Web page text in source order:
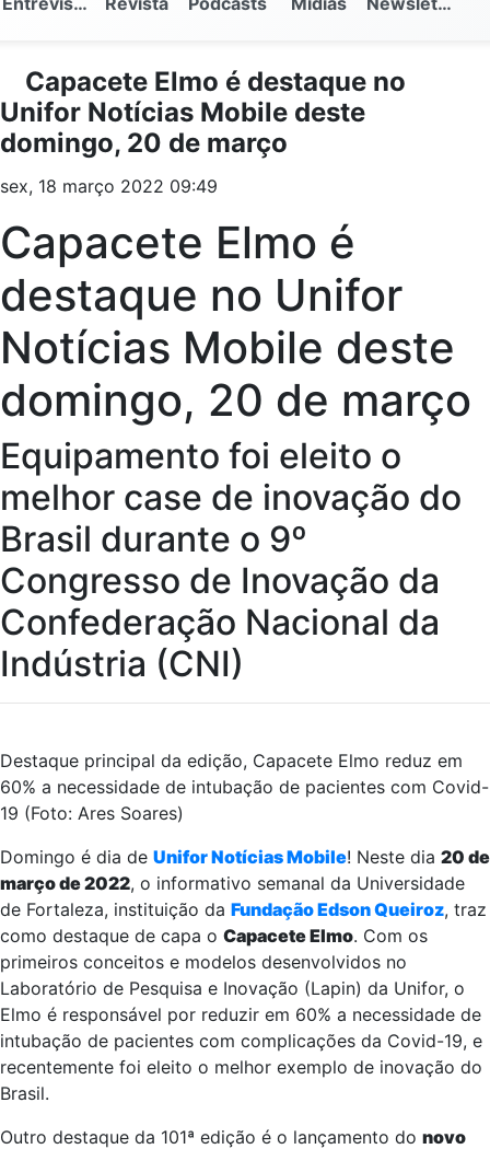
Capacete Elmo é destaque no
Unifor Notícias Mobile deste
domingo, 20 de março
sex, 18 março 2022 09:49
Capacete Elmo é
destaque no Unifor
Notícias Mobile deste
domingo, 20 de março
Equipamento foi eleito o
melhor case de inovação do
Brasil durante o 9º
Congresso de Inovação da
Confederação Nacional da
Indústria (CNI)
Destaque principal da edição, Capacete Elmo reduz em
60% a necessidade de intubação de pacientes com Covid-
19 (Foto: Ares Soares)
Domingo é dia de Unifor Notícias Mobile! Neste dia 20 de
março de 2022, o informativo semanal da Universidade
de Fortaleza, instituição da Fundação Edson Queiroz, traz
como destaque de capa o Capacete Elmo. Com os
primeiros conceitos e modelos desenvolvidos no
Laboratório de Pesquisa e Inovação (Lapin) da Unifor, o
Elmo é responsável por reduzir em 60% a necessidade de
intubação de pacientes com complicações da Covid-19, e
recentemente foi eleito o melhor exemplo de inovação do
Brasil.
Outro destaque da 101ª edição é o lançamento do novo